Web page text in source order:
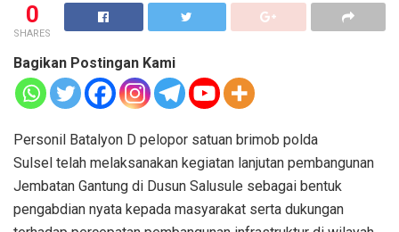
0
SHARES
Bagikan Postingan Kami
Personil Batalyon D pelopor satuan brimob polda
Sulsel telah melaksanakan kegiatan lanjutan pembangunan
Jembatan Gantung di Dusun Salusule sebagai bentuk
pengabdian nyata kepada masyarakat serta dukungan